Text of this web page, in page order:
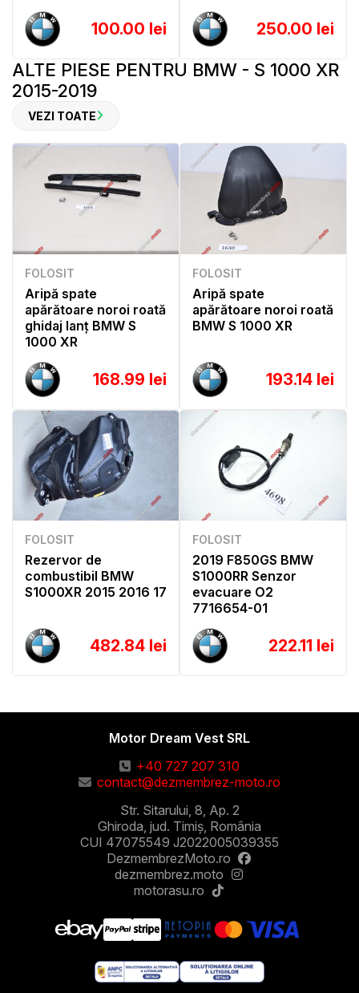
100.00 lei 250.00 lei
ALTE PIESE PENTRU BMW - S 1000 XR
2015-2019
VEZI TOATE
FOLOSIT
Aripă spate
apărătoare noroi roată
ghidaj lanț BMW S
1000 XR
168.99 lei
FOLOSIT
Aripă spate
apărătoare noroi roată
BMW S 1000 XR
193.14 lei
FOLOSIT
Rezervor de
combustibil BMW
S1000XR 2015 2016 17
482.84 lei
FOLOSIT
2019 F850GS BMW
S1000RR Senzor
evacuare O2
7716654-01
222.11 lei
Motor Dream Vest SRL
+40 727 207 310
contact@dezmembrez-moto.ro
Str. Sitarului, 8, Ap. 2
Ghiroda, jud. Timiș, România
CUI 47075549 J2022005039355
DezmembrezMoto.ro
dezmembrez.moto
motorasu.ro